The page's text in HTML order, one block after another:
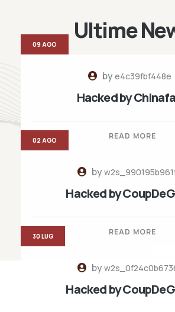
Ultime
bye4c39fbf448e
Hacked by
READ MORE
09 AGO
by
Hacked by
READ MORE
02 AGO
by
Hacked by
30 LUG